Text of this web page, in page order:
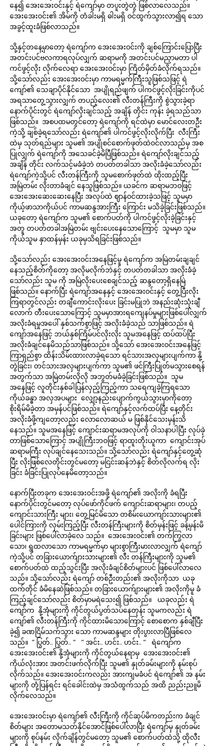
နေ၍ အေးအေးဝင်းနှင့် ရဲကျော်မှာ တပူးတွဲတွဲ ဖြစ်လာလေသည်။
အေးအေးဝင်း၏ အိမ်ကို တံခါးမရှိ ဓါးမရှိ ဝင်ထွက်သွားလာ၍ရ သော
အခွင့်ထူးခံဖြစ်လာသည်။
သို့နှင့်တနေ့မှာတော့ ရဲကျော်က အေးအေးဝင်းကို ချစ်ကြောင်းပြောပြီး
အတင်းပင်ဗလကာရလုပ်လျှက် ဆရာမကို အတင်းပင်မညှာမတာ ပါ
ကင်ဖွင့်လိုး လိုက်လေရာ အေးအေးဝင်းမှာ ကြိတ်မှိတ်ခံလိုက်ရသည်။
သို့သော်လည်း အေးအေးဝင်းမှာ ကာမရမ္မက်ကြီးသူဖြစ်သဖြင့် ရဲ
ကျော်၏ သေချာပိုင်နိုင်သော အပျိုရည်ဖျက် ပါကင်ဖွင့်လိုးခြင်းကိုပင်
အရသာတွေ့သွားလျှက် တပည့်လေး၏ လီးတန်ကြီးကို စွဲသွားခဲ့ရာ
နောက်ပိုင်းတွင် ရဲကျော်လိုးချင်သည့် အချိန် တိုင်း ကုန်း ခဲ့ရသည်သာ
ဖြစ်သည်။ အစပထမတွင်တော့ ရဲကျော်ကို ရင်ထဲမှာ မောင်လေးတဦး
ကဲ့သို့ ချစ်ခဲ့ရသော်လည်း ရဲကျော်၏ ပါကင်ဖွင့်လိုးလိုက်ပြီး လီးကြီး
ထဲမှ သုတ်ရည်များ သူမ၏ အပျိုစင်စောက်ဖုတ်ထဲဝင်လာသည်မှ အစ
ပြုလျှက် ရဲကျော်ကို အသေခင်ခဲ့မိပြီဖြစ်သည်။ ရဲကျော်လိုးချင်သည့်
အချိန် တိုင်း လက်သင့်မခံခဲ့ဘဲ တပတ်တခါသာ အလိုးခံခဲ့သော်လည်း
ရဲကျော်ကဲ့သို့ပင် လီးတန်ကြီးကို သူမစောက်ဖုတ်ထဲ ထိုးထည့်ပြီး
အမြဲတမ်း လိုးတာခံချင် နေသူဖြစ်သည်။ ယခင်က ဆရာမဘဝဖြင့်
အေးအေးဆေးဆေးနေပြီး အလုပ်ထဲ ဈာန်ဝင်ထားခဲ့သဖြင့် သူမမှာ
ကိုယ့်ဖာသာကိုယ်ပင် ကာမဆန္ဒအားကြီး ကြောင်း မသိခဲ့ခြင်းဖြစ်သည်။
ယခုတော့ ရဲကျော်က သူမ၏ စောက်ပတ်ကို ပါကင်ဖွင့်လိုးခဲ့ခြင်းနှင့်
အတူ တပတ်တခါအမြဲတမ်း ဗျင်းပေးနေသောကြောင့် သူမမှာ သူမ
ကိုယ်သူမ နှာထန်မှန်း ယခုမှသိရခြင်းဖြစ်သည်။
သို့သော်လည်း အေးအေးဝင်းအနေဖြင့်မူ ရဲကျော်က အမြဲတမ်းချချင်
နေသည့်စိတ်ကိုတော့ အလိုမလိုက်ဘဲနှင့် တပတ်တခါသာ အလိုးခံခဲ့
သော်လည်း သူမ ကို အမြဲလိုးပေးစေချင်သည့် ဆန္ဒတော့ရှိနေမြဲ
ဖြစ်သည်။ နောက်ပြီး ရဲကျော်အနေနှင့် အေးအေးဝင်းနှင့် တွေ့ပြီးလိုး
ကြရာတွင်လည်း တချီကောင်းလိုးပေး ခြင်းမပြုဘဲ အနည်းဆုံးသုံးချီ
လောက် တီးပေးသောကြောင့် သူမမှာအားရကျေနပ်မှုများဖြစ်ပေါ်လျှက်
အလိုးခံရမှုအပေါ် နှစ်သက်စွာဖြင့် အလိုးခံခဲ့သည် သာဖြစ်သည်။ ရဲ
ကျော်အနေဖြင့် ဘယ်နှစ်ကြိမ်ပင်လိုးလိုး သူမအနေဖြင့် ထပ်ထပ်ပြီး
အလိုးခံချင်နေမိသည်သာဖြစ်သည်။ သို့သော် အေးအေးဝင်းအနေဖြင့်
ကြာရှည်စွာ ထိန်းသိမ်းထားလာခဲ့ရသော ရင်သားအလှများပျက်ကာ နို့
တွဲခြင်း၊ တင်သားအလှများပျက်ကာ သူမ၏ ဖင်ကြီးပြုတ်မသွားစေရန်
အတွက်သာ အမြဲတမ်းလိုလို အဘွတ်မခံခဲ့ခြင်းဖြစ်သည်။ သူမ
အနေဖြင့် လူတိုင်းနှစ်ခါပြန်လှည့်ကြည့်ကာ သရေကျခဲ့ကြရသော
ကိုယ်ခန္ဓာ အလှအပများ လျှော့နည်းပျောက်ကွယ်သွားမှာကိုတော့
စိုးရိမ်မိခဲ့တာ အမှန်ပင်ဖြစ်သည်။ ရဲကျော်နှင့်လက်ထပ်ပြီး နေ့တိုင်း
အလိုးခံဖို့ကျတော့လည်း လောလောဆယ် မ ဖြစ်နိုင်သေးမှန်းသိ
နေသည်။ သူမအနေဖြင့် ကျောင်းဆရာမအလုပ်ကို ဝါသနာပါပြီး လုပ်ခဲ့
တာဖြစ်သောကြောင့် အပျိုကြီးဘဝဖြင့် ရာထူးတိုးယူကာ ကျောင်းအုပ်
ဆရာမကြီး လုပ်ချင်နေသေးသည်။ သို့သော်လည်း ရဲကျော်နှင့်တွေ့ဆုံ
ပြီး လိုးဖြစ်လေတိုင်းတွင်မတော့ မငြင်းဆန်ဘဲနှင့် စိတ်လိုလက်ရ လိုး
ခြင်း ခံခြင်းပြုလုပ်နေမိတော့သည်။
နောက်ပြီးတခုက အေးအေးဝင်းအဖို့ ရဲကျော်၏ အလိုးကို ခံရပြီး
နောက်ပိုင်းတွင်မတော့ လုပ်ဖော်ကိုင်ဖက် ကျောင်းဆရာများ၊ တပည့်
ကျောင်းသားကြီး များ၊ တွေ့မြင်မိသော တစိမ်းယောကျာ်းသားများ၏
ပေါင်ကြားကို လှမ်းကြည့်ပြီး လီးတန်ကြီးများကို စိတ်မှန်းဖြင့် ခန့်မှန်းမိ
ခြင်းများ ဖြစ်ပေါ်လာခဲ့လေ သည်။ အေးအေးဝင်း၏ တက်ကြွလာ
သော၊ ရွထလာသော ကာမရမ္မက်မှာ များစွာကြီးမားလာလျှက် ရဲကျော်
ကဲ့သို့ပင် တခြားယောက်ျားသားများ၏ လီး တန်ကြီးများကို သူမ၏
စောက်ပတ်ထဲ ထည့်သွင်းပြီး အလိုးခံချင်စိတ်များပင် ဖြစ်ပေါ်လာလေ
သည်။ သို့သော်လည်း ရဲကျော် တစ်ဦးတည်း၏ အလိုးကိုသာ ယခု
ထက်တိုင် ခံမိနေဆဲဖြစ်သည်။ တခြားယောက်ျားများ၏ အလိုးကိုမူ ခံ
ကြည့်ချင်သော်လည်း စိတ်မှာမရဲသေး၍ ဖြစ်သည်။ ယခုလည်း ရဲ
ကျော်က နို့အုံများကို ကိုင်တွယ်ပွတ်သပ်နေတုန်း သူမကလည်း ရဲ
ကျော်၏ လီးတန်ကြီးကို ကိုင်ထားမိသောကြောင့် စောစောက နှစ်ချီပြီး
ခဲ့၍ ခဏငြိမ်သက်သွား သော ကာမဆန္ဒများ တိုးပွားလာပြီဖြစ်လေ
သည်။ ” ပြွတ်.. ပြွတ်.. ” ” အင်း.. ဟင်း.. ဟင်း.. ” ရဲကျော်က
အေးအေးဝင်း၏ နို့အုံများကို ကိုင်တွယ်နေရာမှ အေးအေးဝင်း၏
ကိုယ်လုံးအား အတင်းဖက်လိုက်ပြီး သူမ၏ နှုတ်ခမ်းများကို နမ်းစုပ်
လိုက်သည်။ အေးအေးဝင်းကလည်း အားကျမခံပင် ရဲကျော်၏ အ နမ်း
များကို တုံ့ပြန်ရင်း ရင်ခေါင်းထဲမှ အသံထွက်သည် အထိ ညည်းညူမိ
လိုက်လေသည်။
အေးအေးဝင်းမှာ ရဲကျော်၏ လီးကြီးကို ကိုင်ဆုပ်မိကတည်းက ခံချင်
စိတ်များ အတောမသတ်နိုင်အောင်ဖြစ်ပေါ်လာပြီး ရဲကျော်မှ နှုတ်ခမ်း
များကို စုပ်နမ်း လိုက်ချိန်တွင်မတော့ သူမ၏ စောက်ပတ်ထဲသို့ ထိုလီး